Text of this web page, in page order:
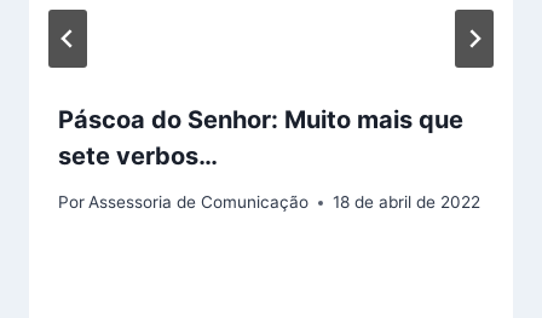
Páscoa do Senhor: Muito mais que
sete verbos…
PorAssessoria de Comunicação 18 de abril de 2022